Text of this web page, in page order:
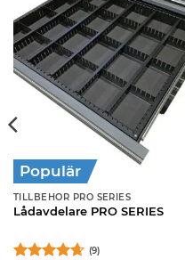
Populär
TILLBEHÖR PRO SERIES
Lådavdelare PRO SERIES
(9)